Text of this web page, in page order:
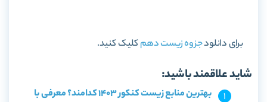
برای دانلودجزوه زیست دهمکلیک کنید.
شاید علاقمند باشید:
بهترین منابع زیست کنکور 1403 کدامند؟ معرفی با